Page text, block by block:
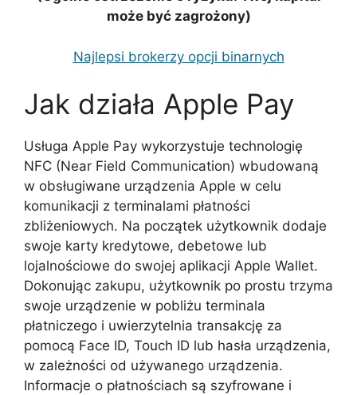
może być zagrożony)
Najlepsi brokerzy opcji binarnych
Jak działa Apple Pay
Usługa Apple Pay wykorzystuje technologię
NFC (Near Field Communication) wbudowaną
w obsługiwane urządzenia Apple w celu
komunikacji z terminalami płatności
zbliżeniowych. Na początek użytkownik dodaje
swoje karty kredytowe, debetowe lub
lojalnościowe do swojej aplikacji Apple Wallet.
Dokonując zakupu, użytkownik po prostu trzyma
swoje urządzenie w pobliżu terminala
płatniczego i uwierzytelnia transakcję za
pomocą Face ID, Touch ID lub hasła urządzenia,
w zależności od używanego urządzenia.
Informacje o płatnościach są szyfrowane i